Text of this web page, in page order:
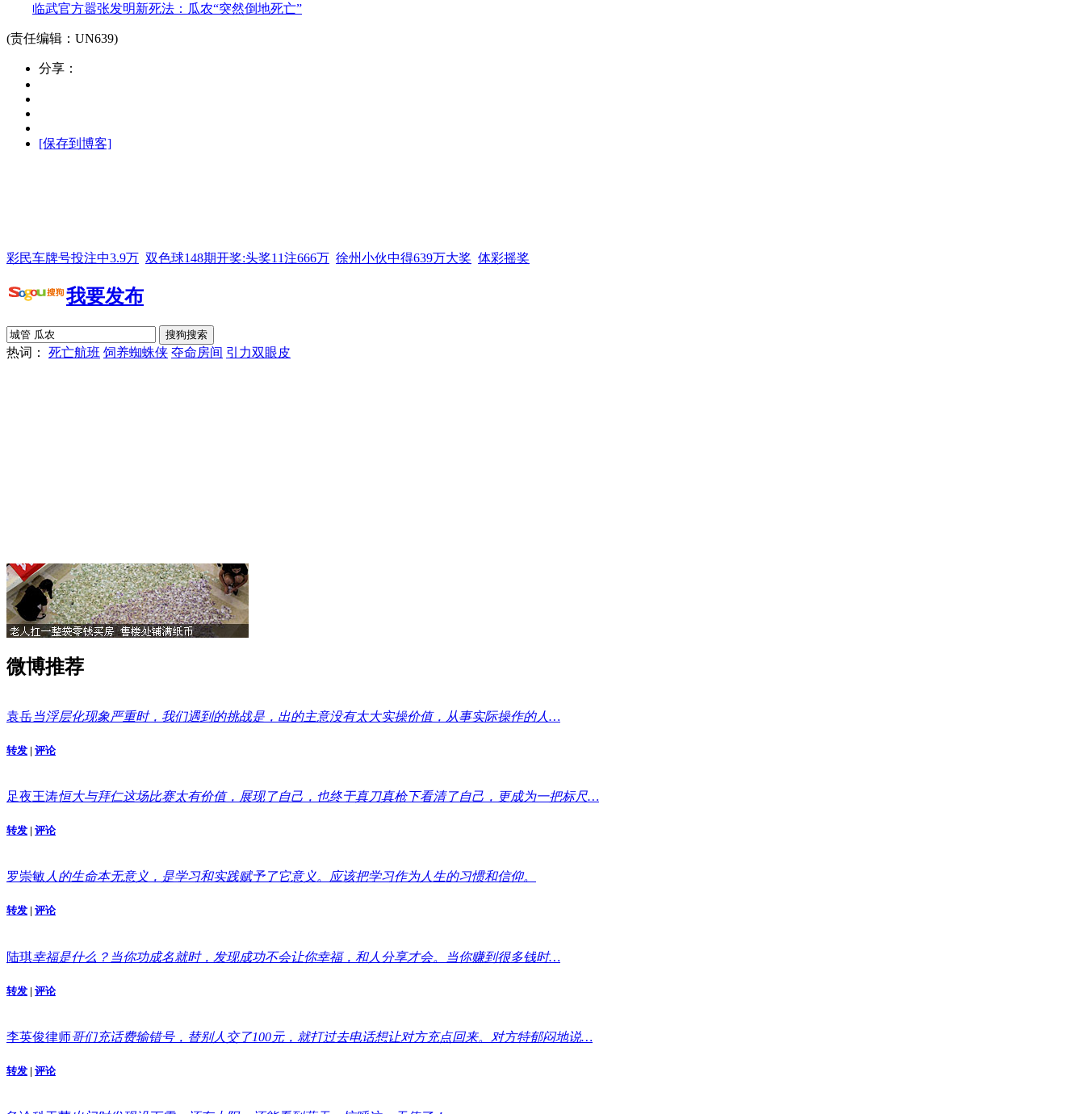
临武官方嚣张发明新死法：瓜农“突然倒地死亡”
(责任编辑：UN639)
分享：
[保存到博客]
彩民车牌号投注中3.9万 双色球148期开奖:头奖11注666万 徐州小伙中得639万大奖 体彩摇奖
我要发布
热词： 死亡航班 饲养蜘蛛侠 夺命房间 引力双眼皮
微博推荐
袁岳当浮层化现象严重时，我们遇到的挑战是，出的主意没有太大实操价值，从事实际操作的人…
转发 | 评论
足夜王涛恒大与拜仁这场比赛太有价值，展现了自己，也终于真刀真枪下看清了自己，更成为一把标尺…
转发 | 评论
罗崇敏 人的生命本无意义，是学习和实践赋予了它意义。应该把学习作为人生的习惯和信仰。
转发 | 评论
陆琪幸福是什么？当你功成名就时，发现成功不会让你幸福，和人分享才会。当你赚到很多钱时…
转发 | 评论
李英俊律师哥们充话费输错号，替别人交了100元，就打过去电话想让对方充点回来。对方特郁闷地说…
转发 | 评论